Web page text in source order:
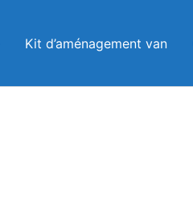
Kit d’aménagement van